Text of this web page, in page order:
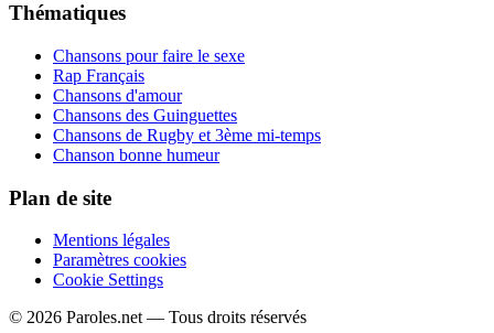
Thématiques
Chansons pour faire le sexe
Rap Français
Chansons d'amour
Chansons des Guinguettes
Chansons de Rugby et 3ème mi-temps
Chanson bonne humeur
Plan de site
Mentions légales
Paramètres cookies
Cookie Settings
© 2026 Paroles.net — Tous droits réservés